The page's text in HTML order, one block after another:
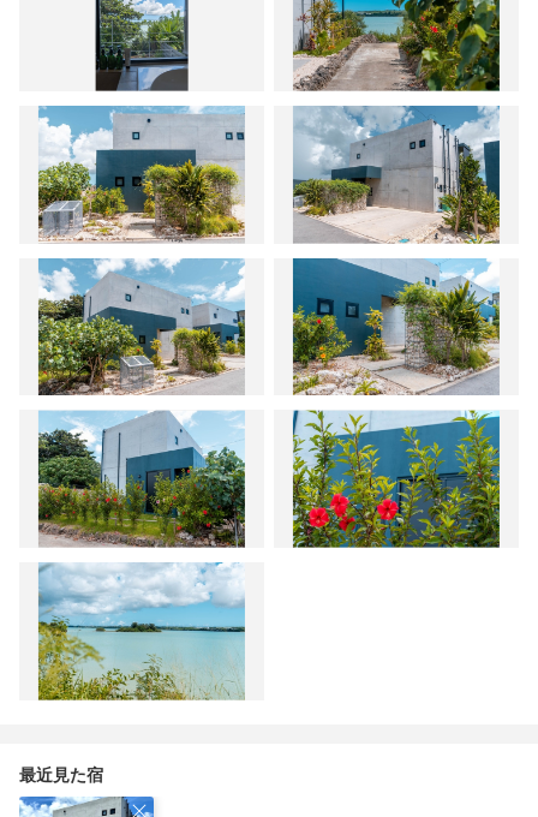
最近見た宿